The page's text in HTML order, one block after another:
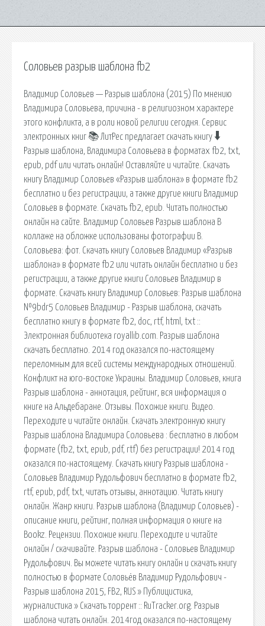
Соловьев разрыв шаблона fb2
Владимир Соловьев — Разрыв шаблона (2015) По мнению
Владимира Соловьева, причина - в религиозном характере
этого конфликта, а в роли новой религии сегодня. Сервис
электронных книг 📚 ЛитРес предлагает скачать книгу 🠳
Разрыв шаблона, Владимира Соловьева в форматах fb2, txt,
epub, pdf или читать онлайн! Оставляйте и читайте. Скачать
книгу Владимир Соловьев «Разрыв шаблона» в формате fb2
бесплатно и без регистрации, а также другие книги Владимир
Соловьев в формате. Скачать fb2, epub. Читать полностью
онлайн на сайте. Владимир Соловьев Разрыв шаблона В
коллаже на обложке использованы фотографии В.
Соловьева: фот. Скачать книгу Соловьев Владимир «Разрыв
шаблона» в формате fb2 или читать онлайн бесплатно и без
регистрации, а также другие книги Соловьев Владимир в
формате. Скачать книгу Владимир Соловьев: Разрыв шаблона
№9bdr5 Соловьев Владимир - Разрыв шаблона, скачать
бесплатно книгу в формате fb2, doc, rtf, html, txt ::
Электронная библиотека royallib.com. Разрыв шаблона
скачать бесплатно. 2014 год оказался по-настоящему
переломным для всей системы международных отношений.
Конфликт на юго-востоке Украины. Владимир Соловьев, книга
Разрыв шаблона - аннотация, рейтинг, вся информация о
книге на Альдебаране. Отзывы. Похожие книги. Видео.
Переходите и читайте онлайн. Скачать электронную книгу
Разрыв шаблона Владимира Соловьева : бесплатно в любом
формате (fb2, txt, epub, pdf, rtf) без регистрации! 2014 год
оказался по-настоящему. Скачать книгу Разрыв шаблона -
Соловьев Владимир Рудольфович бесплатно в формате fb2,
rtf, epub, pdf, txt, читать отзывы, аннотацию. Читать книгу
онлайн. Жанр книги. Разрыв шаблона (Владимир Соловьев) -
описание книги, рейтинг, полная информация о книге на
Bookz. Рецензии. Похожие книги. Переходите и читайте
онлайн / скачивайте. Разрыв шаблона - Соловьев Владимир
Рудольфович. Вы можете читать книгу онлайн и скачать книгу
полностью в формате Соловьёв Владимир Рудольфович -
Разрыв шаблона 2015, FB2, RUS » Публицистика,
журналистика » Скачать торрент :: RuTracker.org. Разрыв
шаблона читать онлайн. 2014год оказался по-настоящему